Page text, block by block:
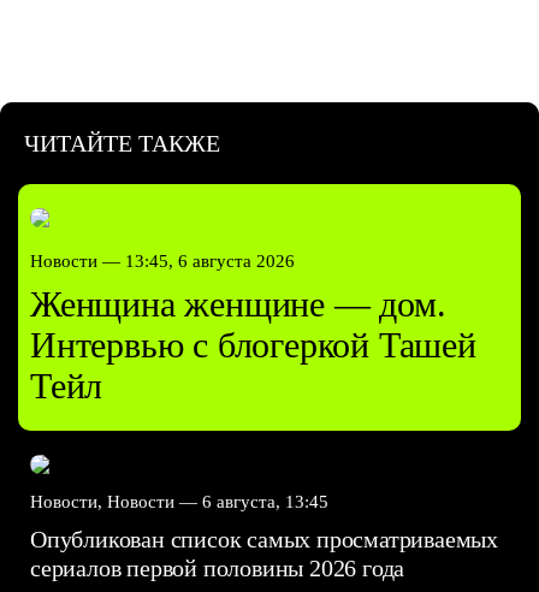
ЧИТАЙТЕ ТАКЖЕ
Новости — 13:45, 6 августа 2026
Женщина женщине — дом.
Интервью с блогеркой Ташей
Тейл
Новости, Новости — 6 августа, 13:45
Опубликован список самых просматриваемых
сериалов первой половины 2026 года